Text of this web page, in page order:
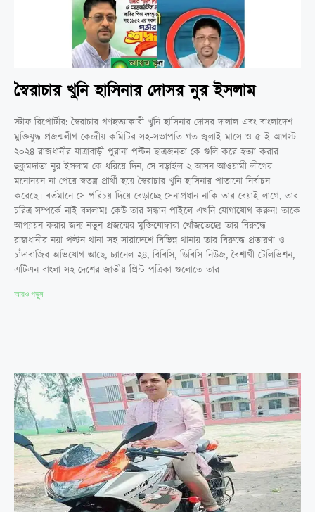
স্বৈরাচার খুনি হাসিনার দোসর নুর ইসলাম
স্টাফ রিপোর্টার: স্বৈরাচার গণহত্যাকারী খুনি হাসিনার দোসর দালাল এবং বাংলাদেশ
মুক্তিযুদ্ধ প্রজন্মলীগ কেন্দ্রীয় কমিটির সহ-সভাপতি গত জুলাই মাসে ও ৫ ই আগস্ট
২০২৪ রাজধানীর যাত্রাবাড়ী পুরানা পল্টন ছাত্রজনতা কে গুলি করে হত্যা করার
হুকুমদাতা নুর ইসলাম কে ধরিয়ে দিন, সে নড়াইল ২ আসন আওয়ামী লীগের
মনোনয়ন না পেয়ে স্বতন্ত্র প্রার্থী হয়ে স্বৈরাচার খুনি হাসিনার পাতানো নির্বাচন
করেছে। বর্তমানে সে পরিচয় দিয়ে বেড়াচ্ছে সেনাপ্রধান নাকি তার বেয়াই লাগে, তার
চরিত্র সম্পর্কে নাই বললাম! কেউ তার সন্ধান পাইলে এখনি যোগাযোগ করুন! তাকে
আপ্যায়ন করার জন্য নতুন প্রজন্মের মুক্তিযোদ্ধারা খোঁজতেছে! তার বিরুদ্ধে
রাজধানীর নয়া পল্টন থানা সহ সারাদেশে বিভিন্ন থানায় তার বিরুদ্ধে প্রতারণা ও
চাঁদাবাজির অভিযোগ আছে, চ্যানেল ২৪, বিবিসি, ডিবিসি নিউজ, বৈশাখী টেলিভিশন,
এটিএন বাংলা সহ দেশের জাতীয় প্রিন্ট পত্রিকা গুলোতে তার
আরও পড়ুন